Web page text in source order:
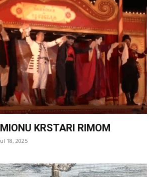
KRSTARI RIMOM
18, 2025